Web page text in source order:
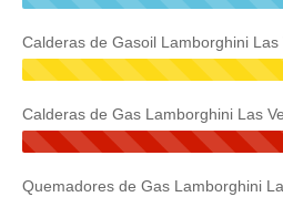
Calderas de Gasoil Lamborghini
Calderas de Gas Lamborghini Las
Quemadores de Gas Lamborghini